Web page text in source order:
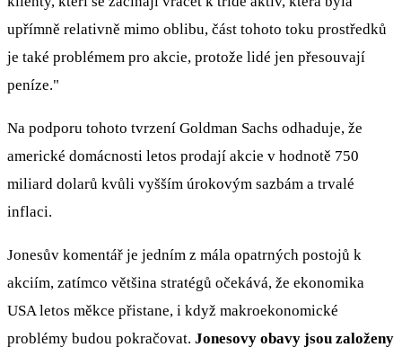
upřímně relativně mimo oblibu, část tohoto toku prostředků
je také problémem pro akcie, protože lidé jen přesouvají
peníze."
Na podporu tohoto tvrzení Goldman Sachs odhaduje, že
americké domácnosti letos prodají akcie v hodnotě 750
miliard dolarů kvůli vyšším úrokovým sazbám a trvalé
inflaci.
Jonesův komentář je jedním z mála opatrných postojů k
akciím, zatímco většina stratégů očekává, že ekonomika
USA letos měkce přistane, i když makroekonomické
problémy budou pokračovat. Jonesovy obavy jsou založeny